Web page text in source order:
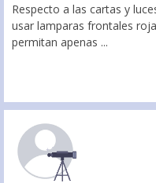
Respecto a las cartas y
usar lamparas frontales
permitan apenas ...